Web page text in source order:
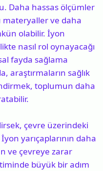
Daha hassas ölçümler
ve daha
olabilir. İyon
nasıl rol oynayacağı
fayda sağlama
araştırmaların sağlık
toplumun daha
çevre üzerindeki
yarıçaplarının daha
ve çevreye zarar
büyük bir adım